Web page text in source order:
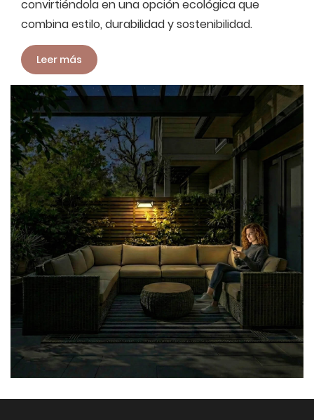
convirtiéndola en una opción ecológica que
combina estilo, durabilidad y sostenibilidad.
Leer más